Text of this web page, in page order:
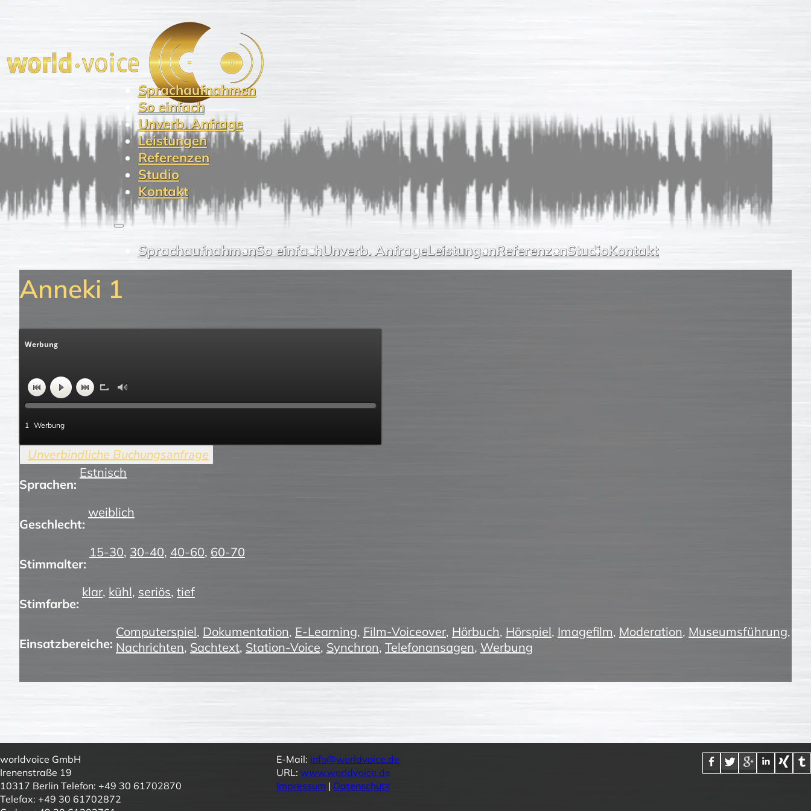
Sprachaufnahmen
So einfach
Unverb. Anfrage
Leistungen
Referenzen
Studio
Kontakt
SprachaufnahmenSo einfachUnverb. AnfrageLeistungenReferenzenStudioKontakt
Studio
Kontakt
Anneki 1
Werbung
1 Werbung
Sprachen:
Estnisch
Geschlecht:
weiblich
Stimmalter:
15-30, 30-40, 40-60, 60-70
Stimfarbe:
klar, kühl, seriös, tief
Einsatzbereiche:
Computerspiel, Dokumentation, E-Learning, Film-Voiceover, Hörbuch, Hörspiel, Imagefilm, Moderation, Museumsführung,
Nachrichten, Sachtext, Station-Voice, Synchron, Telefonansagen, Werbung
worldvoice GmbH
Irenenstraße 19
10317 Berlin Telefon: +49 30 61702870
Telefax: +49 30 61702872
E-Mail: info@worldvoice.de
URL: www.worldvoice.de
Impressum | Datenschutz